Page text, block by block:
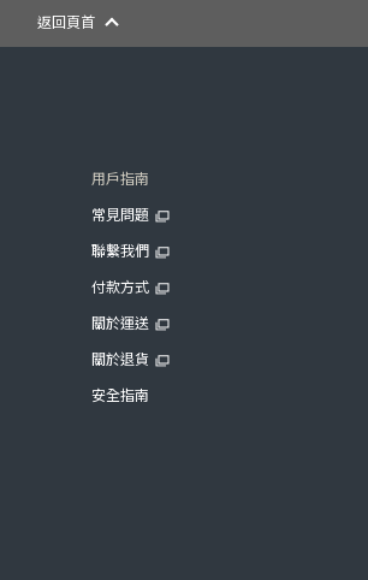
返回頁首
用戶指南
常見問題
聯繫我們
付款方式
關於運送
關於退貨
安全指南